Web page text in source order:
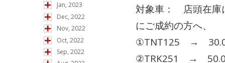
Jan, 2023
Dec, 2022
Nov, 2022
Oct, 2022
Sep, 2022
対象車： 店頭在庫
にご成約の方へ、
①TNT125 →
②TRK251 →